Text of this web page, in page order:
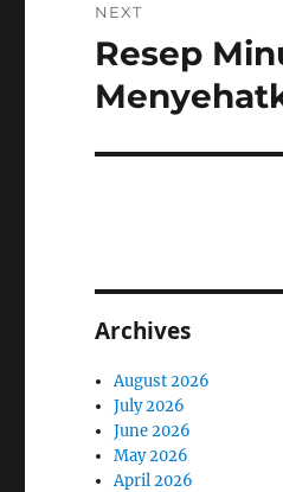
NEXT
Next
post:
Resep
Archives
August 2026
July 2026
June 2026
May 2026
April 2026